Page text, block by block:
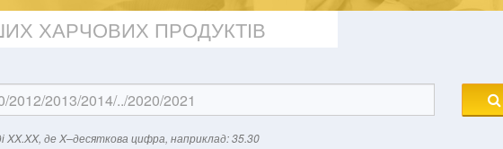
ХАРЧОВИХ ПРОДУКТІВ
де X–десяткова цифра, наприклад: 35.30